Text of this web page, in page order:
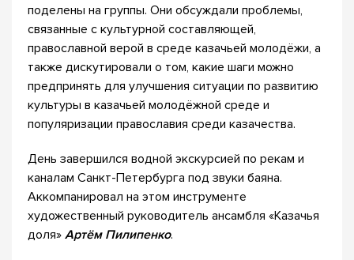
поделены на группы. Они обсуждали проблемы,
связанные с культурной составляющей,
православной верой в среде казачьей молодёжи, а
также дискутировали о том, какие шаги можно
предпринять для улучшения ситуации по развитию
культуры в казачьей молодёжной среде и
популяризации православия среди казачества.
День завершился водной экскурсией по рекам и
каналам Санкт-Петербурга под звуки баяна.
Аккомпанировал на этом инструменте
художественный руководитель ансамбля «Казачья
доля» Артём Пилипенко.